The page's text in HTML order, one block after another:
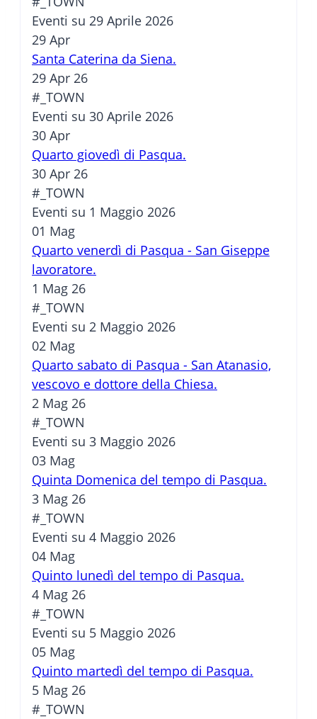
Eventi su 29 Aprile 2026
29 Apr
Santa Caterina da Siena.
29 Apr 26
#_TOWN
Eventi su 30 Aprile 2026
30 Apr
Quarto giovedì di Pasqua.
30 Apr 26
#_TOWN
Eventi su 1 Maggio 2026
01 Mag
Quarto venerdì di Pasqua - San Giseppe
lavoratore.
1 Mag 26
#_TOWN
Eventi su 2 Maggio 2026
02 Mag
Quarto sabato di Pasqua - San Atanasio,
vescovo e dottore della Chiesa.
2 Mag 26
#_TOWN
Eventi su 3 Maggio 2026
03 Mag
Quinta Domenica del tempo di Pasqua.
3 Mag 26
#_TOWN
Eventi su 4 Maggio 2026
04 Mag
Quinto lunedì del tempo di Pasqua.
4 Mag 26
#_TOWN
Eventi su 5 Maggio 2026
05 Mag
Quinto martedì del tempo di Pasqua.
5 Mag 26
#_TOWN